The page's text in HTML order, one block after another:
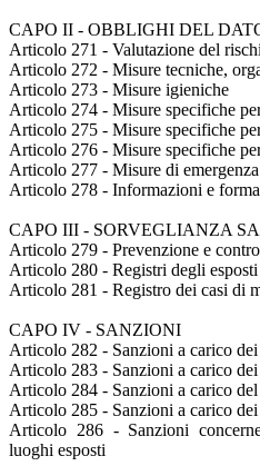
CAPO II - OBBLIGHI DEL
Articolo 271 - Valutazione del
Articolo 272 - Misure tecniche,
Articolo 273 - Misure igieniche
Articolo 274 - Misure specifiche
Articolo 275 - Misure specifiche
Articolo 276 - Misure specifiche
Articolo 277 - Misure di emergenza
Articolo 278 - Informazioni e
CAPO III - SORVEGLIANZA
Articolo 279 - Prevenzione e
Articolo 280 - Registri degli
Articolo 281 - Registro dei casi di
CAPO IV - SANZIONI
Articolo 282 - Sanzioni a carico
Articolo 283 - Sanzioni a carico dei
Articolo 284 - Sanzioni a carico
Articolo 285 - Sanzioni a carico
Articolo 286 - Sanzioni
luoghi esposti